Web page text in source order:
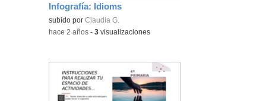
Infografía: Idioms
Contenido educativo.
subido porClaudia G.
-hace 2 años -3 visualizaciones